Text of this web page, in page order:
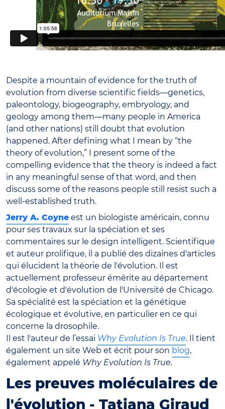
Despite a mountain of evidence for the truth of
evolution from diverse scientific fields—genetics,
paleontology, biogeography, embryology, and
geology among them—many people in America
(and other nations) still doubt that evolution
happened. After defining what I mean by “the
theory of evolution,” I present some of the
compelling evidence that the theory is indeed a fact
in any meaningful sense of that word, and then
discuss some of the reasons people still resist such a
well-established truth.
Jerry A. Coyne est un biologiste américain, connu
pour ses travaux sur la spéciation et ses
commentaires sur le design intelligent. Scientifique
et auteur prolifique, il a publié des dizaines d'articles
qui élucident la théorie de l'évolution. Il est
actuellement professeur émérite au département
d'écologie et d'évolution de l'Université de Chicago.
Sa spécialité est la spéciation et la génétique
écologique et évolutive, en particulier en ce qui
concerne la drosophile.
Il est l'auteur de l’essai Why Evolution Is True. Il tient
également un site Web et écrit pour son blog,
également appelé Why Evolution Is True.
Les preuves moléculaires de
l'évolution - Tatiana Giraud